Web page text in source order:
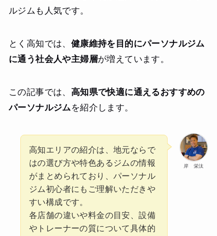
ルジムも人気です。
とく高知では、 健康維持を目的にパーソナルジム
に通う社会人や主婦層が増えています。
この記事では、 高知県で快適に通えるおすすめの
パーソナルジム を紹介します。
岸 栄汰
高知エリアの紹介は、地元ならで
はの選び方や特色あるジムの情報
がまとめられており、パーソナル
ジム初心者にもご理解いただきや
すい構成です。
各店舗の違いや料金の目安、設備
やトレーナーの質について具体的